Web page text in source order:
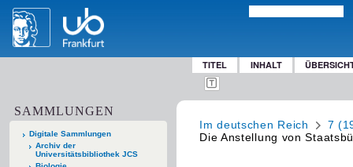
TITEL INHALT
SAMMLUNGEN
Digitale Sammlungen
Archiv der
Universitätsbibliothek JCS
Im deutschen Reich
7
Die Anstellung von